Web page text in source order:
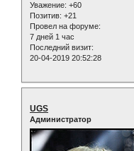
Уважение: +60
Позитив: +21
Провел на форуме:
7 дней 1 час
Последний визит:
20-04-2019 20:52:28
UGS
Администратор